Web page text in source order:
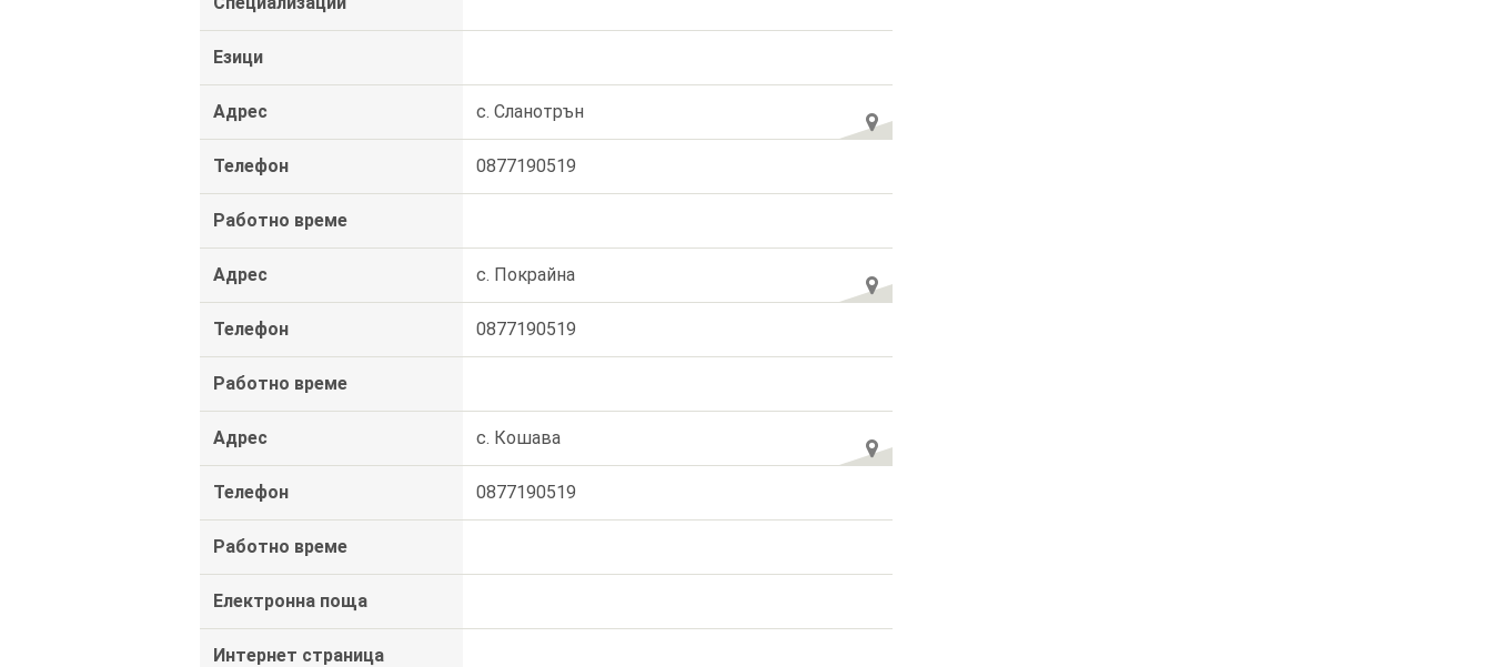
Езици
Адрес с. Сланотрън
Телефон 0877190519
Работно време
Адрес с. Покрайна
Телефон 0877190519
Работно време
Адрес с. Кошава
Телефон 0877190519
Работно време
Електронна поща
Интернет страница